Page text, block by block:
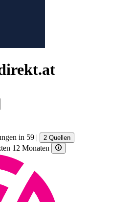
in 59 | 2 Quellen
12 Monaten